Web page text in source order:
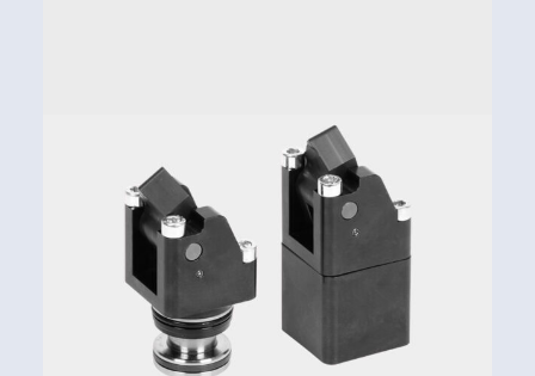
Bordo raschiante metallico sullo stelo del
pistone
Lamiera per protezione dai trucioli inseribile
anche in un secondo momento (retrofitting)
Posizione di montaggio a scelta